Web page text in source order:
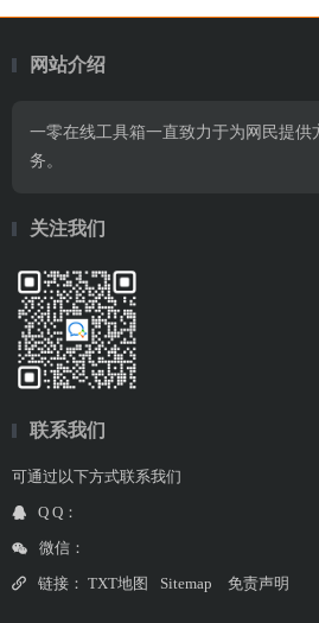
网站介绍
一零在线工具箱一直致力于为网民提供
务。
关注我们
联系我们
可通过以下方式联系我们
Q Q：
微信：
链接： TXT地图 Sitemap 免责声明